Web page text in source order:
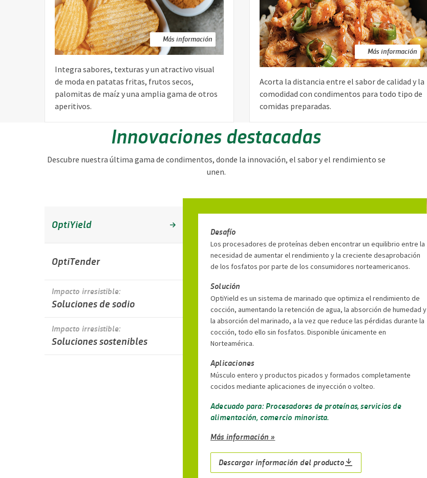
Más información
Integra sabores, texturas y un atractivo visual
de moda en patatas fritas, frutos secos,
palomitas de maíz y una amplia gama de otros
aperitivos.
Más información
Acorta la distancia entre el sabor de calidad y la
comodidad con condimentos para todo tipo de
comidas preparadas.
Innovaciones destacadas
Descubre nuestra última gama de condimentos, donde la innovación, el sabor y el rendimiento se
unen.
OptiYield
OptiTender
Impacto irresistible:
Soluciones de sodio
Impacto irresistible:
Soluciones sostenibles
Desafío
Los procesadores de proteínas deben encontrar un equilibrio entre la
necesidad de aumentar el rendimiento y la creciente desaprobación
de los fosfatos por parte de los consumidores norteamericanos.
Solución
OptiYield es un sistema de marinado que optimiza el rendimiento de
cocción, aumentando la retención de agua, la absorción de humedad y
la absorción del marinado, a la vez que reduce las pérdidas durante la
cocción, todo ello sin fosfatos. Disponible únicamente en
Norteamérica.
Aplicaciones
Músculo entero y productos picados y formados completamente
cocidos mediante aplicaciones de inyección o volteo.
Adecuado para: Procesadores de proteínas, servicios de
alimentación, comercio minorista.
Más información »
Descargar información del producto